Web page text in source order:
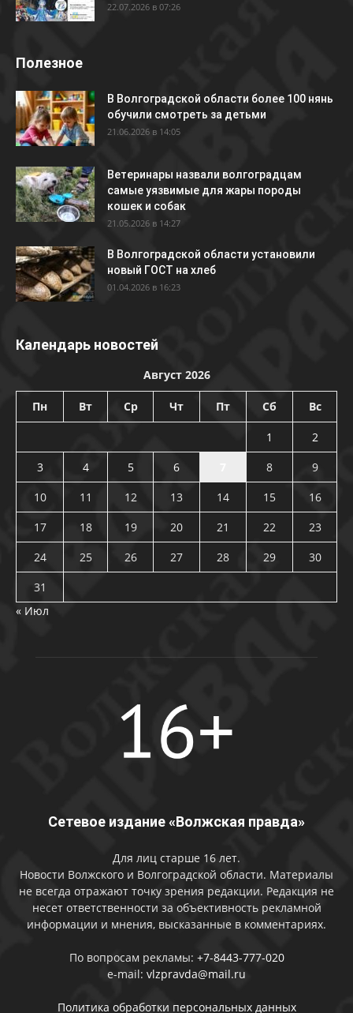
22.07.2026 в 07:26
Полезное
В Волгоградской области более 100 нянь
обучили смотреть за детьми
21.06.2026 в 14:05
Ветеринары назвали волгоградцам
самые уязвимые для жары породы
кошек и собак
21.05.2026 в 14:27
В Волгоградской области установили
новый ГОСТ на хлеб
01.04.2026 в 16:23
Календарь новостей
Август 2026
Пн Вт Ср Чт Пт Сб Вс
1
2
3
4 5 6 8
9
10
11 12 13 14 15
16
17
18 19 20 21 22
23
24
25 26 27 28 29
30
31
« Июл
Сетевое издание «Волжская правда»
Для лиц старше 16 лет.
Новости Волжского и Волгоградской области. Материалы
не всегда отражают точку зрения редакции. Редакция не
несет ответственности за объективность рекламной
информации и мнения, высказанные в комментариях.
По вопросам рекламы: +7-8443-777-020
e-mail: vlzpravda@mail.ru
Политика обработки персональных данных